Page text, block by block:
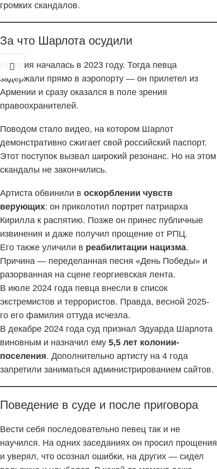
громких скандалов.
За что Шарлота осудили
История началась в 2023 году. Тогда певца
задержали прямо в аэропорту — он прилетел из
Армении и сразу оказался в поле зрения
правоохранителей.
Поводом стало видео, на котором Шарлот
демонстративно сжигает свой российский паспорт.
Этот поступок вызвал широкий резонанс. Но на этом
скандалы не закончились.
Артиста обвинили в оскорблении чувств
верующих: он приколотил портрет патриарха
Кирилла к распятию. Позже он принес публичные
извинения и даже получил прощение от РПЦ.
Его также уличили в реабилитации нацизма.
Причина — переделанная песня «День Победы» и
разорванная на сцене георгиевская лента.
В июле 2024 года певца внесли в список
экстремистов и террористов. Правда, весной 2025-
го его фамилия оттуда исчезла.
В декабре 2024 года суд признал Эдуарда Шарлота
виновным и назначил ему 5,5 лет колонии-
поселения. Дополнительно артисту на 4 года
запретили заниматься администрированием сайтов.
Поведение в суде и после приговора
Вести себя последовательно певец так и не
научился. На одних заседаниях он просил прощения
и уверял, что осознал ошибки, на других — сидел